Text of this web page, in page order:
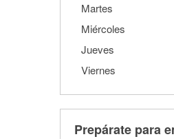
Martes
Miércoles
Jueves
Viernes
Prepárate para